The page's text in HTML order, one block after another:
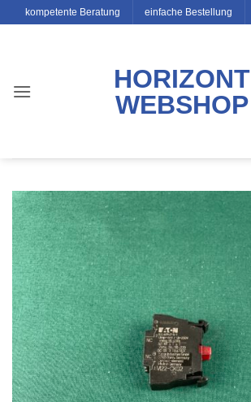
kompetente Beratung einfache Bestellung
HORIZONT
WEBSHOP